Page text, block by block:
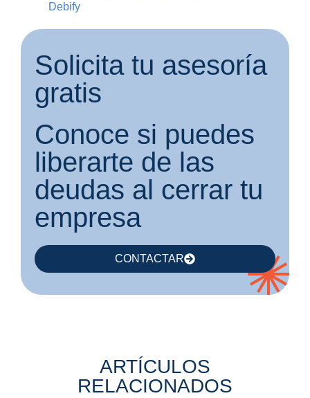
Debify
Solicita tu asesoría
gratis
Conoce si puedes
liberarte de las
deudas al cerrar tu
empresa
CONTACTAR
ARTÍCULOS
RELACIONADOS